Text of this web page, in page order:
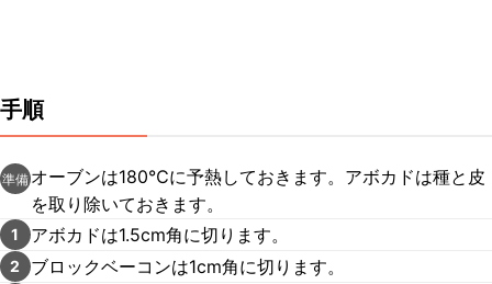
手順
準備 オーブンは180℃に予熱しておきます。アボカドは種と皮
を取り除いておきます。
1 アボカドは1.5cm角に切ります。
2 ブロックベーコンは1cm角に切ります。